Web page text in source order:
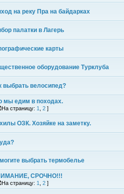
на реку Пра на байдарках
палатки в Лагерь
карты
оборудование Турклуба
выбрать велосипед?
мы едим в походах.
На страницу: 1 2 ]
ОЗК. Хозяйке на заметку.
выбрать термобелье
СРОЧНО!!!
На страницу: 1 2 ]